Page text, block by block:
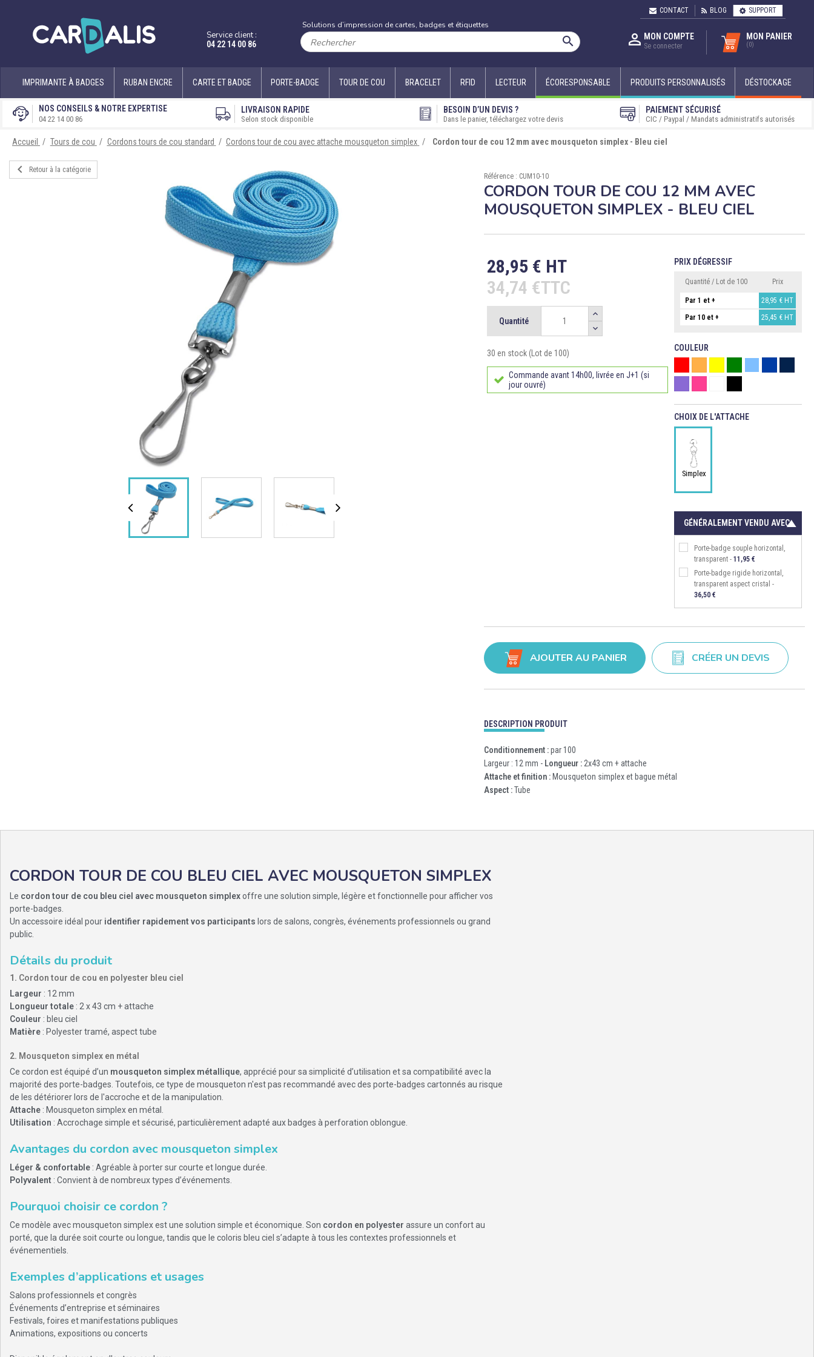
CONTACT BLOG SUPPORT
Service client :
04 22 14 00 86
Solutions d’impression de cartes, badges et étiquettes
  MON COMPTE
Se connecter
MON PANIER
(0)
IMPRIMANTE À BADGES RUBAN ENCRE CARTE ET BADGE PORTE-BADGE TOUR DE COU BRACELET RFID LECTEUR ÉCORESPONSABLE PRODUITS PERSONNALISÉS DÉSTOCKAGE
NOS CONSEILS & NOTRE EXPERTISE
04 22 14 00 86
LIVRAISON RAPIDE
Selon stock disponible
BESOIN D’UN DEVIS ?
Dans le panier, téléchargez votre devis
PAIEMENT SÉCURISÉ
CIC / Paypal / Mandats administratifs autorisés
Accueil Tours de cou Cordons tours de cou standard Cordons tour de cou avec attache mousqueton simplex Cordon tour de cou 12 mm avec mousqueton simplex - Bleu ciel

Retour à la catégorie
Référence : CUM10-10
CORDON TOUR DE COU 12 MM AVEC
MOUSQUETON SIMPLEX - BLEU CIEL
28,95 € HT
34,74 €TTC
Quantité
30 en stock (Lot de 100)
Commande avant 14h00, livrée en J+1 (si
jour ouvré)
PRIX DÉGRESSIF
Quantité / Lot de 100 Prix
Par 1 et + 28,95 € HT
Par 10 et +
25,45 € HT
COULEUR
CHOIX DE L'ATTACHE
Simplex
GÉNÉRALEMENT VENDU AVEC
Porte-badge souple horizontal,
transparent -11,95 €
Porte-badge rigide horizontal,
transparent aspect cristal -
36,50 €
AJOUTER AU PANIER CRÉER UN DEVIS
DESCRIPTION PRODUIT
Conditionnement :par 100
Largeur : 12 mm - Longueur :2x43 cm + attache
Attache et finition :Mousqueton simplex et bague métal
Aspect :Tube
CORDON TOUR DE COU BLEU CIEL AVEC MOUSQUETON SIMPLEX
Le cordon tour de cou bleu ciel avec mousqueton simplexoffre une solution simple, légère et fonctionnelle pour afficher vos
porte-badges.
Un accessoire idéal pour identifier rapidement vos participants lors de salons, congrès, événements professionnels ou grand
public.
Détails du produit
1. Cordon tour de cou en polyester bleu ciel
Largeur : 12 mm
Longueur totale : 2 x 43 cm + attache
Couleur : bleu ciel
Matière : Polyester tramé, aspect tube
2. Mousqueton simplex en métal
Ce cordon est équipé d’un mousqueton simplex métallique, apprécié pour sa simplicité d’utilisation et sa compatibilité avec la
majorité des porte-badges. Toutefois, ce type de mousqueton n'est pas recommandé avec des porte-badges cartonnés au risque
de les détériorer lors de l'accroche et de la manipulation.
Attache : Mousqueton simplex en métal.
Utilisation : Accrochage simple et sécurisé, particulièrement adapté aux badges à perforation oblongue.
Avantages du cordon avec mousqueton simplex
Léger & confortable : Agréable à porter sur courte et longue durée.
Polyvalent : Convient à de nombreux types d’événements.
Pourquoi choisir ce cordon ?
Ce modèle avec mousqueton simplex est une solution simple et économique. Son cordon en polyester assure un confort au
porté, que la durée soit courte ou longue, tandis que le coloris bleu ciel s’adapte à tous les contextes professionnels et
événementiels.
Exemples d’applications et usages
Salons professionnels et congrès
Événements d’entreprise et séminaires
Festivals, foires et manifestations publiques
Animations, expositions ou concerts